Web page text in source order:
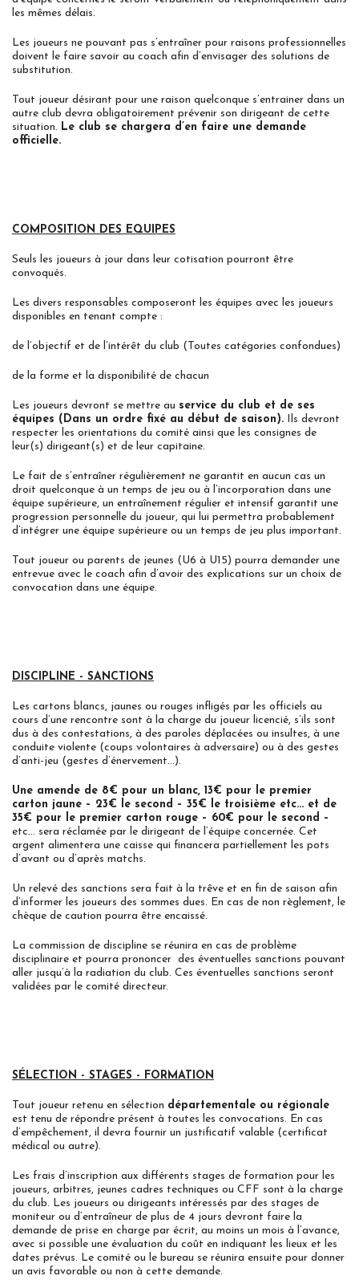
les mêmes délais.
Les joueurs ne pouvant pas s’entraîner pour raisons professionnelles
doivent le faire savoir au coach afin d’envisager des solutions de
substitution.
Tout joueur désirant pour une raison quelconque s’entrainer dans un
autre club devra obligatoirement prévenir son dirigeant de cette
situation. Le club se chargera d’en faire une demande
officielle.
COMPOSITION DES EQUIPES
Seuls les joueurs à jour dans leur cotisation pourront être
convoqués.
Les divers responsables composeront les équipes avec les joueurs
disponibles en tenant compte :
de l’objectif et de l’intérêt du club (Toutes catégories confondues)
de la forme et la disponibilité de chacun
Les joueurs devront se mettre au service du club et de ses
équipes (Dans un ordre fixé au début de saison). Ils devront
respecter les orientations du comité ainsi que les consignes de
leur(s) dirigeant(s) et de leur capitaine.
Le fait de s’entraîner régulièrement ne garantit en aucun cas un
droit quelconque à un temps de jeu ou à l’incorporation dans une
équipe supérieure, un entraînement régulier et intensif garantit une
progression personnelle du joueur, qui lui permettra probablement
d’intégrer une équipe supérieure ou un temps de jeu plus important.
Tout joueur ou parents de jeunes (U6 à U15) pourra demander une
entrevue avec le coach afin d’avoir des explications sur un choix de
convocation dans une équipe.
DISCIPLINE - SANCTIONS
Les cartons blancs, jaunes ou rouges infligés par les officiels au
cours d’une rencontre sont à la charge du joueur licencié, s’ils sont
dus à des contestations, à des paroles déplacées ou insultes, à une
conduite violente (coups volontaires à adversaire) ou à des gestes
d’anti-jeu (gestes d’énervement...).
Une amende de 8€ pour un blanc, 13€ pour le premier
carton jaune – 23€ le second – 35€ le troisième etc… et de
35€ pour le premier carton rouge – 60€ pour le second –
etc… sera réclamée par le dirigeant de l’équipe concernée. Cet
argent alimentera une caisse qui financera partiellement les pots
d’avant ou d’après matchs.
Un relevé des sanctions sera fait à la trêve et en fin de saison afin
d’informer les joueurs des sommes dues. En cas de non règlement, le
chèque de caution pourra être encaissé.
La commission de discipline se réunira en cas de problème
disciplinaire et pourra prononcer des éventuelles sanctions pouvant
aller jusqu’à la radiation du club. Ces éventuelles sanctions seront
validées par le comité directeur.
SÉLECTION - STAGES - FORMATION
Tout joueur retenu en sélection départementale ou régionale
est tenu de répondre présent à toutes les convocations. En cas
d’empêchement, il devra fournir un justificatif valable (certificat
médical ou autre).
Les frais d’inscription aux différents stages de formation pour les
joueurs, arbitres, jeunes cadres techniques ou CFF sont à la charge
du club. Les joueurs ou dirigeants intéressés par des stages de
moniteur ou d’entraîneur de plus de 4 jours devront faire la
demande de prise en charge par écrit, au moins un mois à l’avance,
avec si possible une évaluation du coût en indiquant les lieux et les
dates prévus. Le comité ou le bureau se réunira ensuite pour donner
un avis favorable ou non à cette demande.